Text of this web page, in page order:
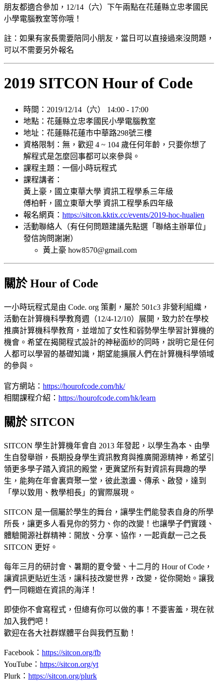
朋友都適合參加，12/14（六）下午兩點在花蓮縣立忠孝國民
小學電腦教室等你哦！
註：如果有家長需要陪同小朋友，當日可以直接過來沒問題，
可以不需要另外報名
2019 SITCON Hour of Code
時間：2019/12/14（六） 14:00 - 17:00
地點：花蓮縣立忠孝國民小學電腦教室
地址：花蓮縣花蓮市中華路298號三樓
資格限制：無，歡迎 4 ~ 104 歲任何年齡，只要你想了
解程式是怎麼回事都可以來參與。
課程主題：一個小時玩程式
課程講者：
黃上豪，國立東華大學 資訊工程學系三年級
傅柏軒，國立東華大學 資訊工程學系四年級
報名網頁： https://sitcon.kktix.cc/events/2019-hoc-hualien
活動聯絡人（有任何問題建議先點選「聯絡主辦單位」
發信詢問謝謝）
黃上豪 how8570@gmail.com
關於 Hour of Code
一小時玩程式是由 Code. org 策劃，屬於 501c3 非營利組織，
活動在計算機科學教育週（12/4-12/10）展開，致力於在學校
推廣計算機科學教育，並增加了女性和弱勢學生學習計算機的
機會。希望在揭開程式設計的神秘面紗的同時，說明它是任何
人都可以學習的基礎知識，期望能擴展人們在計算機科學領域
的參與。
官方網站： https://hourofcode.com/hk/
相關課程介紹： https://hourofcode.com/hk/learn
關於 SITCON
SITCON 學生計算機年會自 2013 年發起，以學生為本、由學
生自發舉辦，長期投身學生資訊教育與推廣開源精神，希望引
領更多學子踏入資訊的殿堂，更冀望所有對資訊有興趣的學
生，能夠在年會裏齊聚一堂，彼此激盪、傳承、啟發，達到
「學以致用、教學相長」的實際展現。
SITCON 是一個屬於學生的舞台，讓學生們能發表自身的所學
所長，讓更多人看見你的努力、你的改變！也讓學子們實踐、
體驗開源社群精神：開放、分享、協作，一起貢獻一己之長
SITCON 更好。
每年三月的研討會、暑期的夏令營、十二月的 Hour of Code，
讓資訊更貼近生活，讓科技改變世界，改變，從你開始。讓我
們一同翱遊在資訊的海洋！
即使你不會寫程式，但總有你可以做的事！不要害羞，現在就
加入我們吧！
歡迎在各大社群媒體平台與我們互動！
Facebook： https://sitcon.org/fb
YouTube： https://sitcon.org/yt
Plurk： https://sitcon.org/plurk